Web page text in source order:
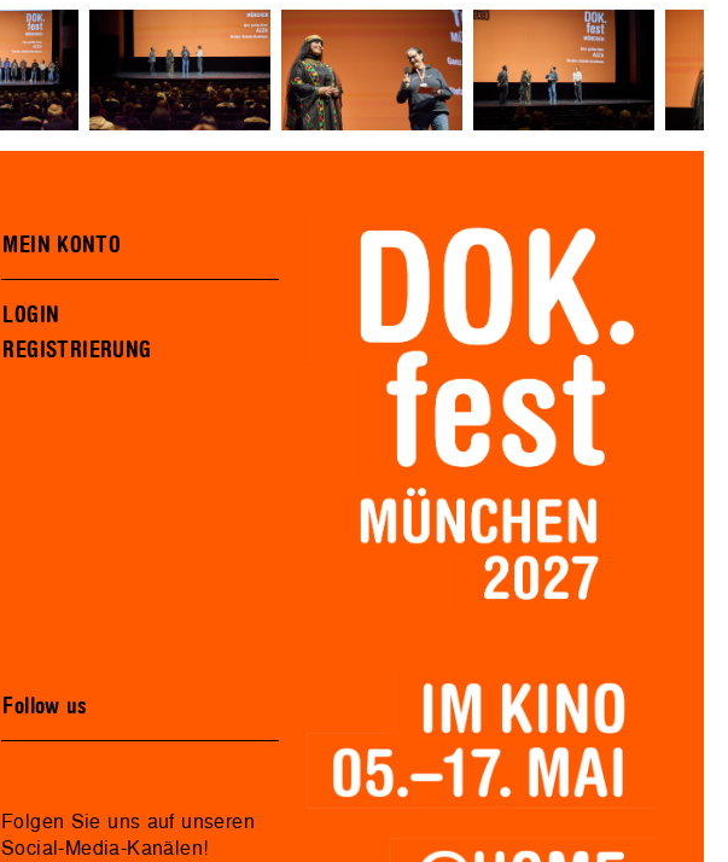
MEIN KONTO
LOGIN
REGISTRIERUNG
Follow us
Folgen Sie uns auf unseren
Social-Media-Kanälen!